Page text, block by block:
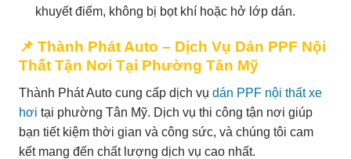
khuyết điểm, không bị bọt khí hoặc hở lớp dán.
📌 Thành Phát Auto – Dịch Vụ Dán PPF Nội
Thất Tận Nơi Tại Phường Tân Mỹ
Thành Phát Auto cung cấp dịch vụ dán PPF nội thất xe
hơi tại phường Tân Mỹ. Dịch vụ thi công tận nơi giúp
bạn tiết kiệm thời gian và công sức, và chúng tôi cam
kết mang đến chất lượng dịch vụ cao nhất.